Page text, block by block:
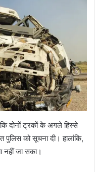
कि दोनों ट्रकों के अगले हिस्से
पुलिस को सूचना दी। हालांकि,
नहीं जा सका।